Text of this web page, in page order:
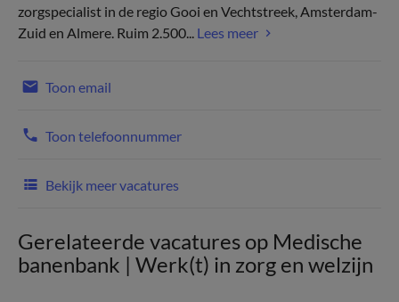
zorgspecialist in de regio Gooi en Vechtstreek, Amsterdam-
Zuid en Almere. Ruim 2.500... Lees meer
Toon email
Toon telefoonnummer
Bekijk meer vacatures
Gerelateerde vacatures op Medische
banenbank | Werk(t) in zorg en welzijn